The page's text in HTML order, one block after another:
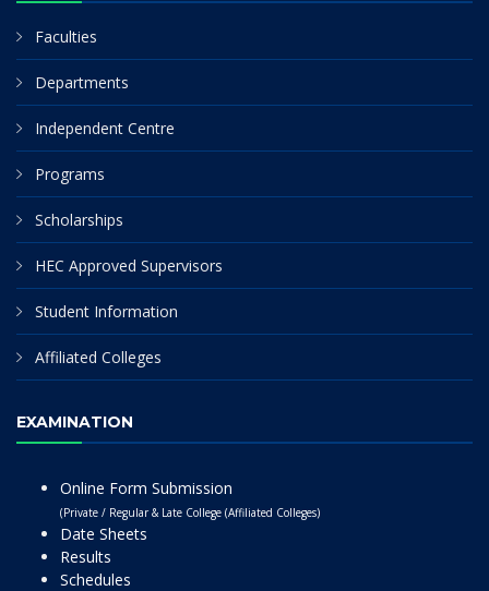
Faculties
Departments
Independent Centre
Programs
Scholarships
HEC Approved Supervisors
Student Information
Affiliated Colleges
EXAMINATION
Online Form Submission
(Private / Regular & Late College (Affiliated Colleges)
Date Sheets
Results
Schedules